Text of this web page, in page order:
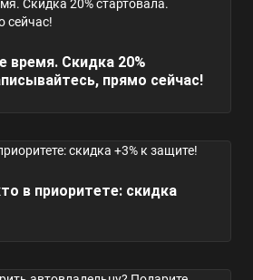
время. Скидка 20%
прямо сейчас!
в приоритете: скидка